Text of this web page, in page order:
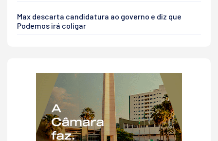
Max descarta candidatura ao governo e diz que
Podemos irá coligar